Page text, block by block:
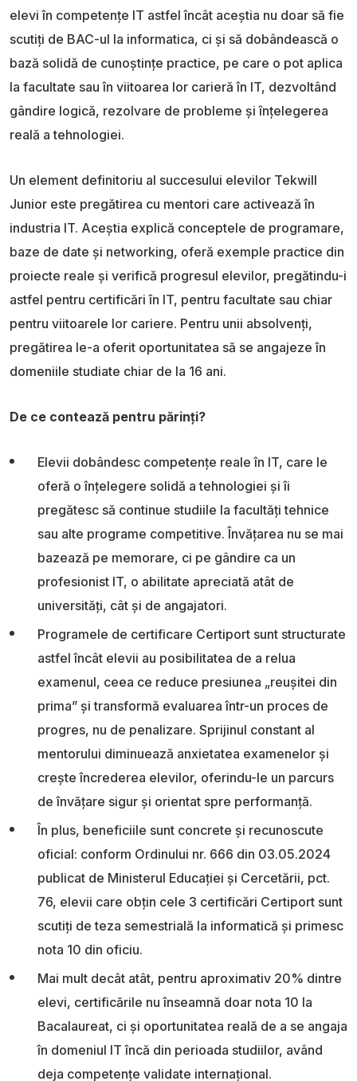
elevi în competențe IT astfel încât aceștia nu doar să fie
scutiți de BAC-ul la informatica, ci și să dobândească o
bază solidă de cunoștințe practice, pe care o pot aplica
la facultate sau în viitoarea lor carieră în IT, dezvoltând
gândire logică, rezolvare de probleme și înțelegerea
reală a tehnologiei.
Un element definitoriu al succesului elevilor Tekwill
Junior este pregătirea cu mentori care activează în
industria IT. Aceștia explică conceptele de programare,
baze de date și networking, oferă exemple practice din
proiecte reale și verifică progresul elevilor, pregătindu-i
astfel pentru certificări în IT, pentru facultate sau chiar
pentru viitoarele lor cariere. Pentru unii absolvenți,
pregătirea le-a oferit oportunitatea să se angajeze în
domeniile studiate chiar de la 16 ani.
De ce contează pentru părinți?
Elevii dobândesc competențe reale în IT, care le
oferă o înțelegere solidă a tehnologiei și îi
pregătesc să continue studiile la facultăți tehnice
sau alte programe competitive. Învățarea nu se mai
bazează pe memorare, ci pe gândire ca un
profesionist IT, o abilitate apreciată atât de
universități, cât și de angajatori.
Programele de certificare Certiport sunt structurate
astfel încât elevii au posibilitatea de a relua
examenul, ceea ce reduce presiunea „reușitei din
prima” și transformă evaluarea într-un proces de
progres, nu de penalizare. Sprijinul constant al
mentorului diminuează anxietatea examenelor și
crește încrederea elevilor, oferindu-le un parcurs
de învățare sigur și orientat spre performanță.
În plus, beneficiile sunt concrete și recunoscute
oficial: conform Ordinului nr. 666 din 03.05.2024
publicat de Ministerul Educației și Cercetării, pct.
76, elevii care obțin cele 3 certificări Certiport sunt
scutiți de teza semestrială la informatică și primesc
nota 10 din oficiu.
Mai mult decât atât, pentru aproximativ 20% dintre
elevi, certificările nu înseamnă doar nota 10 la
Bacalaureat, ci și oportunitatea reală de a se angaja
în domeniul IT încă din perioada studiilor, având
deja competențe validate internațional.